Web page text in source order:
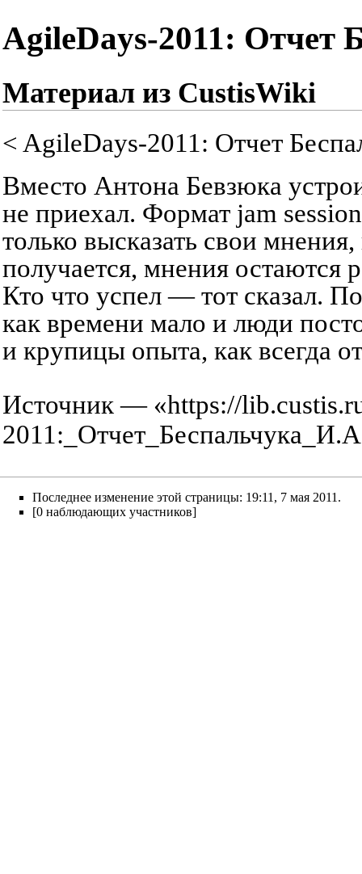
AgileDays-2011: Отчет
Материал из CustisWiki
< AgileDays-2011: Отчет
Вместо Антона Бевзюка
не приехал. Формат jam
только высказать свои
получается, мнения остаются
Кто что успел — тот сказал.
как времени мало и люди
и крупицы опыта, как всегда
Источник — «https://
Последнее изменение этой страницы: 19:11, 7 мая 2011.
[0 наблюдающих участников]